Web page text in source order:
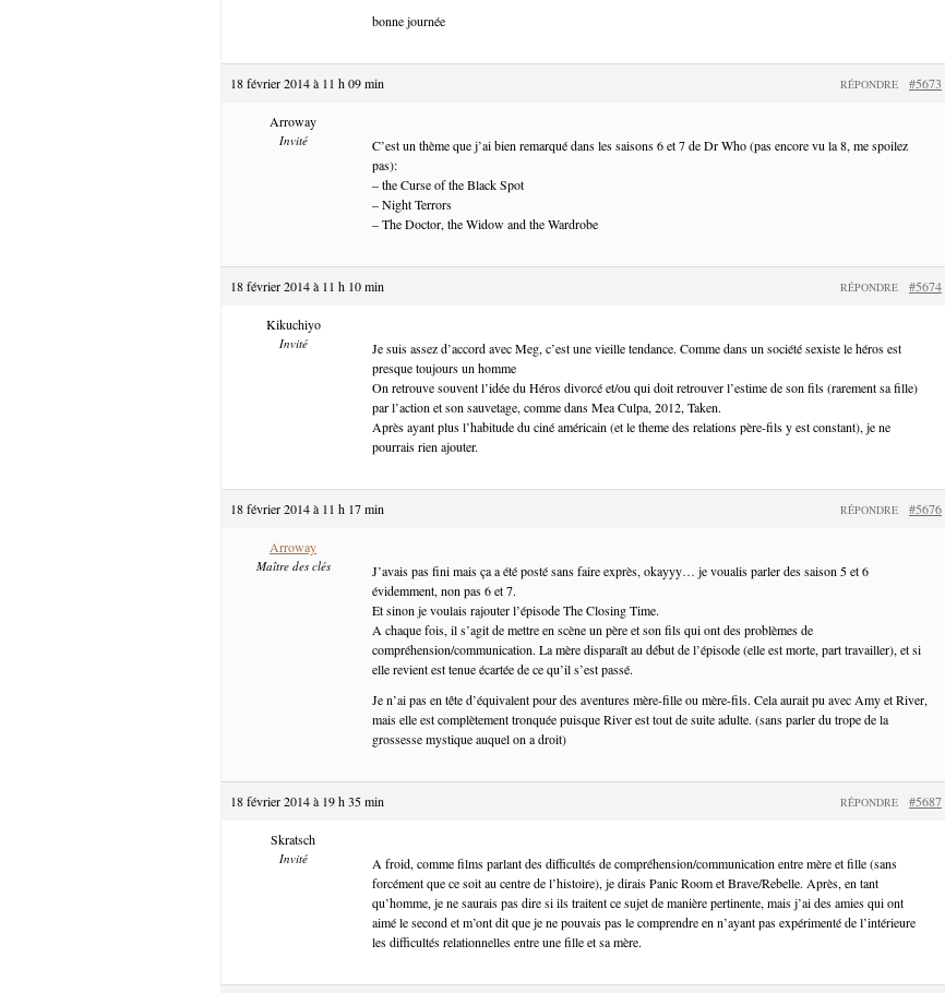
bonne journée
18 février 2014 à 11 h 09 min #5673
RÉPONDRE
Arroway
Invité
C’est un thème que j’ai bien remarqué dans les saisons 6 et 7 de Dr Who (pas encore vu la 8, me spoilez
pas):
– the Curse of the Black Spot
– Night Terrors
– The Doctor, the Widow and the Wardrobe
18 février 2014 à 11 h 10 min #5674
RÉPONDRE
Kikuchiyo
Invité
Je suis assez d’accord avec Meg, c’est une vieille tendance. Comme dans un société sexiste le héros est
presque toujours un homme
On retrouve souvent l’idée du Héros divorcé et/ou qui doit retrouver l’estime de son fils (rarement sa fille)
par l’action et son sauvetage, comme dans Mea Culpa, 2012, Taken.
Après ayant plus l’habitude du ciné américain (et le theme des relations père-fils y est constant), je ne
pourrais rien ajouter.
18 février 2014 à 11 h 17 min #5676
RÉPONDRE
Arroway
Maître des clés
J’avais pas fini mais ça a été posté sans faire exprès, okayyy… je voualis parler des saison 5 et 6
évidemment, non pas 6 et 7.
Et sinon je voulais rajouter l’épisode The Closing Time.
A chaque fois, il s’agit de mettre en scène un père et son fils qui ont des problèmes de
compréhension/communication. La mère disparaît au début de l’épisode (elle est morte, part travailler), et si
elle revient est tenue écartée de ce qu’il s’est passé.
Je n’ai pas en tête d’équivalent pour des aventures mère-fille ou mère-fils. Cela aurait pu avec Amy et River,
mais elle est complètement tronquée puisque River est tout de suite adulte. (sans parler du trope de la
grossesse mystique auquel on a droit)
18 février 2014 à 19 h 35 min #5687
RÉPONDRE
Skratsch
Invité
A froid, comme films parlant des difficultés de compréhension/communication entre mère et fille (sans
forcément que ce soit au centre de l’histoire), je dirais Panic Room et Brave/Rebelle. Après, en tant
qu’homme, je ne saurais pas dire si ils traitent ce sujet de manière pertinente, mais j’ai des amies qui ont
aimé le second et m’ont dit que je ne pouvais pas le comprendre en n’ayant pas expérimenté de l’intérieure
les difficultés relationnelles entre une fille et sa mère.